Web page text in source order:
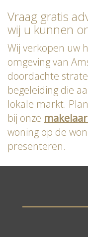
Vraag gratis
wij u kunnen
Wij verkopen uw
omgeving van
doordachte
begeleiding die
lokale markt.
bij onze
woning op de
presenteren.